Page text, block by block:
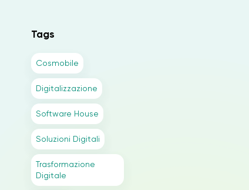
Tags
Cosmobile
Digitalizzazione
Software House
Soluzioni Digitali
Trasformazione
Digitale